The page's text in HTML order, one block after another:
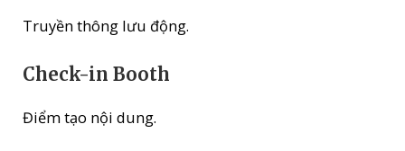
Truyền thông lưu động.
Check-in Booth
Điểm tạo nội dung.